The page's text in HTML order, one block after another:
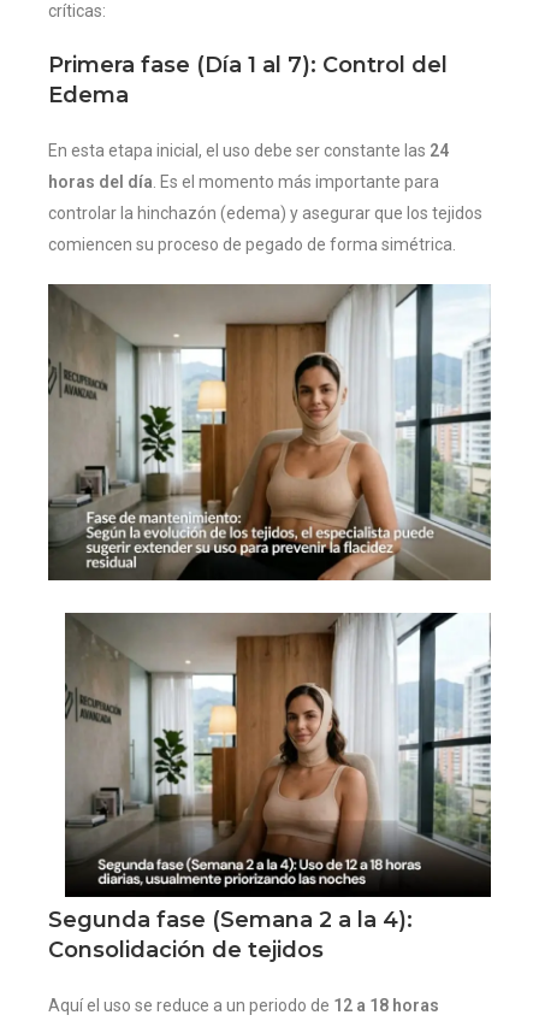
críticas:
Primera fase (Día 1 al 7): Control del
Edema
En esta etapa inicial, el uso debe ser constante las 24
horas del día. Es el momento más importante para
controlar la hinchazón (edema) y asegurar que los tejidos
comiencen su proceso de pegado de forma simétrica.
Segunda fase (Semana 2 a la 4):
Consolidación de tejidos
Aquí el uso se reduce a un periodo de 12 a 18 horas